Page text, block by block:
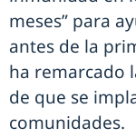
meses” para
antes de la
ha remarcado
de que se
comunidades.